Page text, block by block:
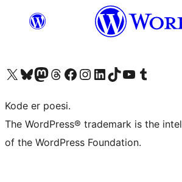
Besøk vår konto på X Visit our Bluesky account
Besøk vår Mastodon-konto
Visit our Threads account
Besøk vår Facebook-sideBesøk vår Instagram-konto
Besøk vår LinkedIn-konto
Visit our TikTok account
Visit our YouTube channel
Visit our Tumblr account
Kode er poesi.
The WordPress® trademark is the
of the WordPress Foundation.